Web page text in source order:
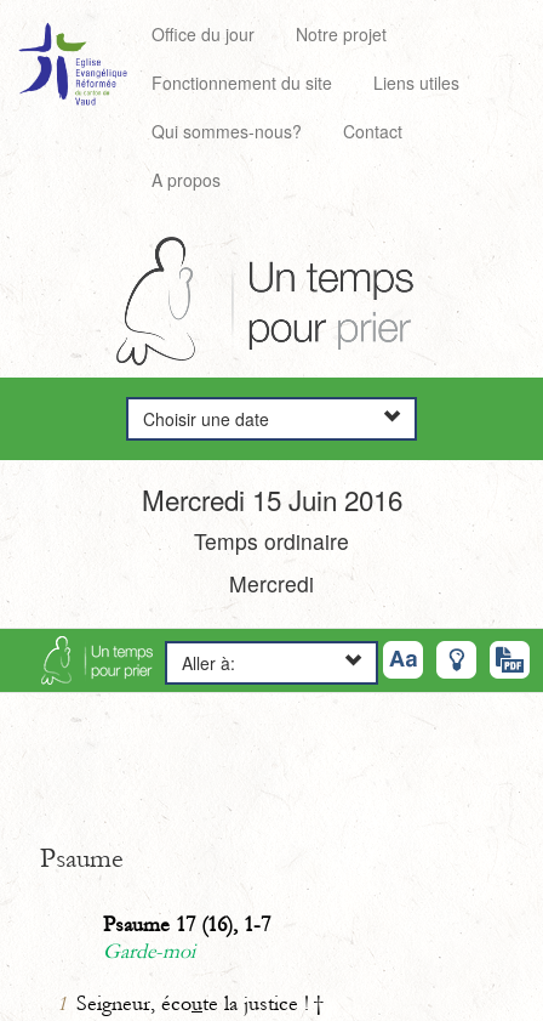
Office du jour
Notre projet
Fonctionnement du site
Liens utiles
Qui sommes-nous?
Contact
A propos
Choisir une date
Mercredi 15 Juin 2016
Temps ordinaire
Mercredi
Aller à:
Psaume
Psaume 17 (16), 1-7
Garde-moi
1 Seigneur, écoute la justice ! †